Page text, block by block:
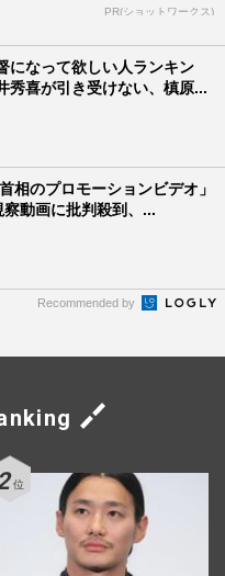
PR(ショットワークス)
になって欲しい人ランキン
秀喜が引き受けない、槙原...
相のプロモーションビデオ」
動画に批判殺到、...
Recommended by